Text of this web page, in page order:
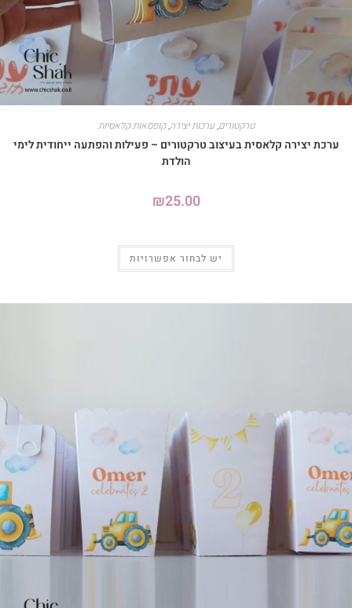
טרקטורים,ערכות יצירה,קופסאות קלאסיות
ערכת יצירה קלאסית בעיצוב טרקטורים – פעילות והפתעה ייחודית לימי
הולדת
₪25.00
יש לבחור אפשרויות